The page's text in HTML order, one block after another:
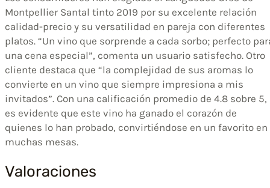
Montpellier Santal tinto 2019 por su excelente relación
calidad-precio y su versatilidad en pareja con diferentes
platos. “Un vino que sorprende a cada sorbo; perfecto
una cena especial”, comenta un usuario satisfecho. Otro
cliente destaca que “la complejidad de sus aromas lo
convierte en un vino que siempre impresiona a mis
invitados”. Con una calificación promedio de 4.8 sobre 5,
es evidente que este vino ha ganado el corazón de
quienes lo han probado, convirtiéndose en un favorito en
muchas mesas.
Valoraciones